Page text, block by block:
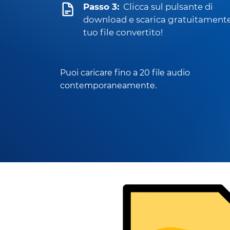
Passo 3: Clicca sul pulsante di
download e scarica
tuo file convertito!
Puoi caricare fino a 20 file audio
contemporaneamente.